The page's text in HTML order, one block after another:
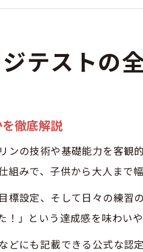
合格を目指すなら知ってお
トランポリンバッジテ
バッジテストの難易度
トランポリンバッジテ
バッジテスト5級からのス
トランポリン5級合格
5級から3級への効率的
テストの
徹底解説
ンの技術や基礎能力を客
みで、子供から大人まで
標設定、そして日々の練
！」という達成感を味わい
どにも記載できる公式な